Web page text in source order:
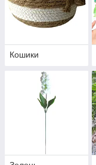
Кошики